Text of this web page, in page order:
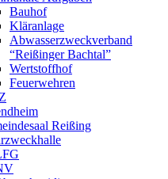
Bauhof
Kläranlage
Abwasserzweckverband
“Reißinger Bachtal”
Wertstoffhof
Feuerwehren
Reißing